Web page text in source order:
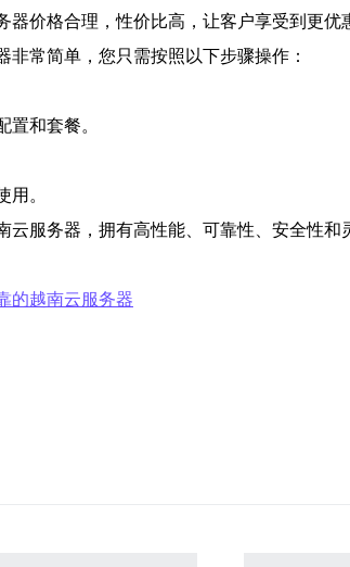
器价格合理，性价比高，让客户享受到更优
非常简单，您只需按照以下步骤操作：
置和套餐。
用。
云服务器，拥有高性能、可靠性、安全性
的越南云服务器